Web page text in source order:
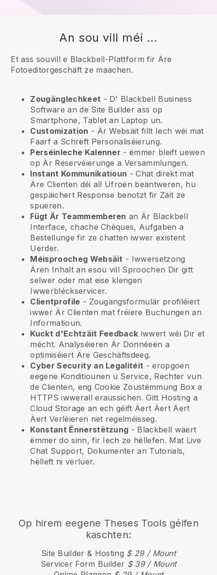
An sou vill méi ...
Et ass souvill e Blackbell-Plattform fir Äre
Fotoeditorgeschäft ze maachen.
Zougänglechkeet - D' Blackbell Business
Software an de Site Builder ass op
Smartphone, Tablet an Laptop un.
Customization - Är Websäit fillt Iech wéi mat
Faarf a Schrëft Personaliséierung.
Perséinleche Kalenner - ëmmer bleift uewen
op Är Reservéierunge a Versammlungen.
Instant Kommunikatioun - Chat direkt mat
Äre Clienten déi all Ufroën beäntweren, hu
gespäichert Response benotzt fir Zäit ze
spueren.
Fügt Är Teammemberen an Är Blackbell
Interface, chache Chèques, Aufgaben a
Bestellunge fir ze chatten iwwer existent
Uerder.
Méisproocheg Websäit - Iwwersetzong
Ären Inhalt an esou vill Sproochen Dir gitt
selwer oder mat eise klengen
Iwwerbléckservicer.
Clientprofile - Zougangsformulär profiléiert
iwwer Är Clienten mat fréiere Buchungen an
Informatioun.
Kuckt d'Echtzäit Feedback iwwert wéi Dir et
mécht. Analyséieren Är Donnéeën a
optimiséiert Äre Geschäftsdeeg.
Cyber Security an Legalitéit - eropgoen
eegene Konditiounen u Service, Rechter vun
de Clienten, eng Cookie Zoustëmmung Box a
HTTPS iwwerall eraussichen. Gitt Hosting a
Cloud Storage an ech géift Äert Äert Äert
Äert Verléieren net regelméisseg.
Konstant Ënnerstëtzung - Blackbell wäert
ëmmer do sinn, fir Iech ze hëllefen. Mat Live
Chat Support, Dokumenter an Tutorials,
hëlleft ni verluer.
Op hirem eegene Theses Tools géifen
kaschten:
Site Builder & Hosting $ 29 / Mount
Servicer Form Builder $ 39 / Mount